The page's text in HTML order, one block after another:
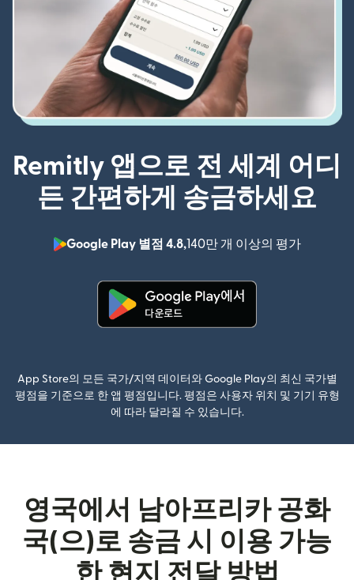
Remitly 앱으로 전 세계 어디
든 간편하게 송금하세요
Google Play 별점 4.8,140만 개 이상의 평가
App Store의 모든 국가/지역 데이터와 Google Play의 최신 국가별
평점을 기준으로 한 앱 평점입니다. 평점은 사용자 위치 및 기기 유형
에 따라 달라질 수 있습니다.
영국에서 남아프리카 공화
국(으)로 송금 시 이용 가능
한 현지 전달 방법